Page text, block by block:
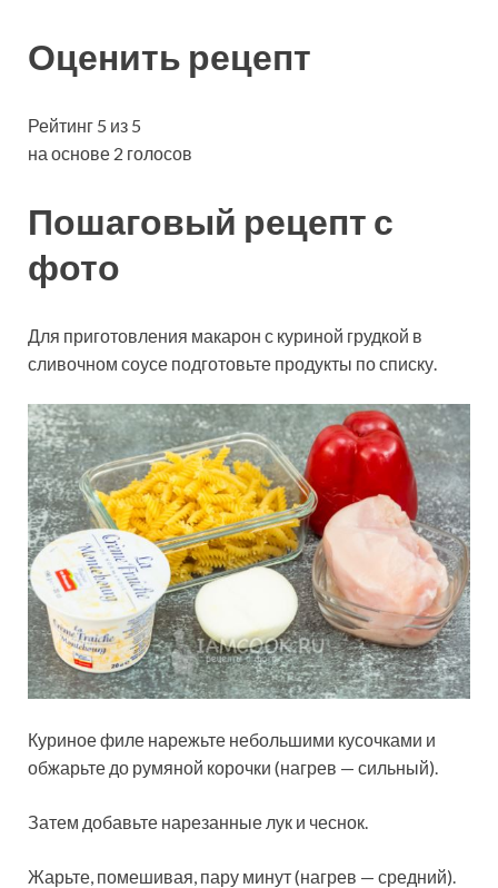
Оценить рецепт
Рейтинг 5 из 5
на основе 2 голосов
Пошаговый рецепт с
фото
Для приготовления макарон с куриной грудкой в
сливочном соусе подготовьте продукты по списку.
Куриное филе нарежьте небольшими кусочками и
обжарьте до румяной корочки (нагрев — сильный).
Затем добавьте нарезанные лук и чеснок.
Жарьте, помешивая, пару минут (нагрев — средний).